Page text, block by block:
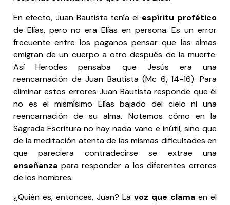
En efecto, Juan Bautista tenía el espíritu profético
de Elías, pero no era Elías en persona. Es un error
frecuente entre los paganos pensar que las almas
emigran de un cuerpo a otro después de la muerte.
Así Herodes pensaba que Jesús era una
reencarnación de Juan Bautista (Mc 6, 14-16). Para
eliminar estos errores Juan Bautista responde que él
no es el mismísimo Elías bajado del cielo ni una
reencarnación de su alma. Notemos cómo en la
Sagrada Escritura no hay nada vano e inútil, sino que
de la meditación atenta de las mismas dificultades en
que pareciera contradecirse se extrae una
enseñanza para responder a los diferentes errores
de los hombres.
¿Quién es, entonces, Juan? La voz que clama en el